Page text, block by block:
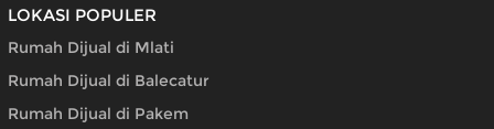
LOKASI POPULER
Rumah Dijual di Mlati
Rumah Dijual di Balecatur
Rumah Dijual di Pakem